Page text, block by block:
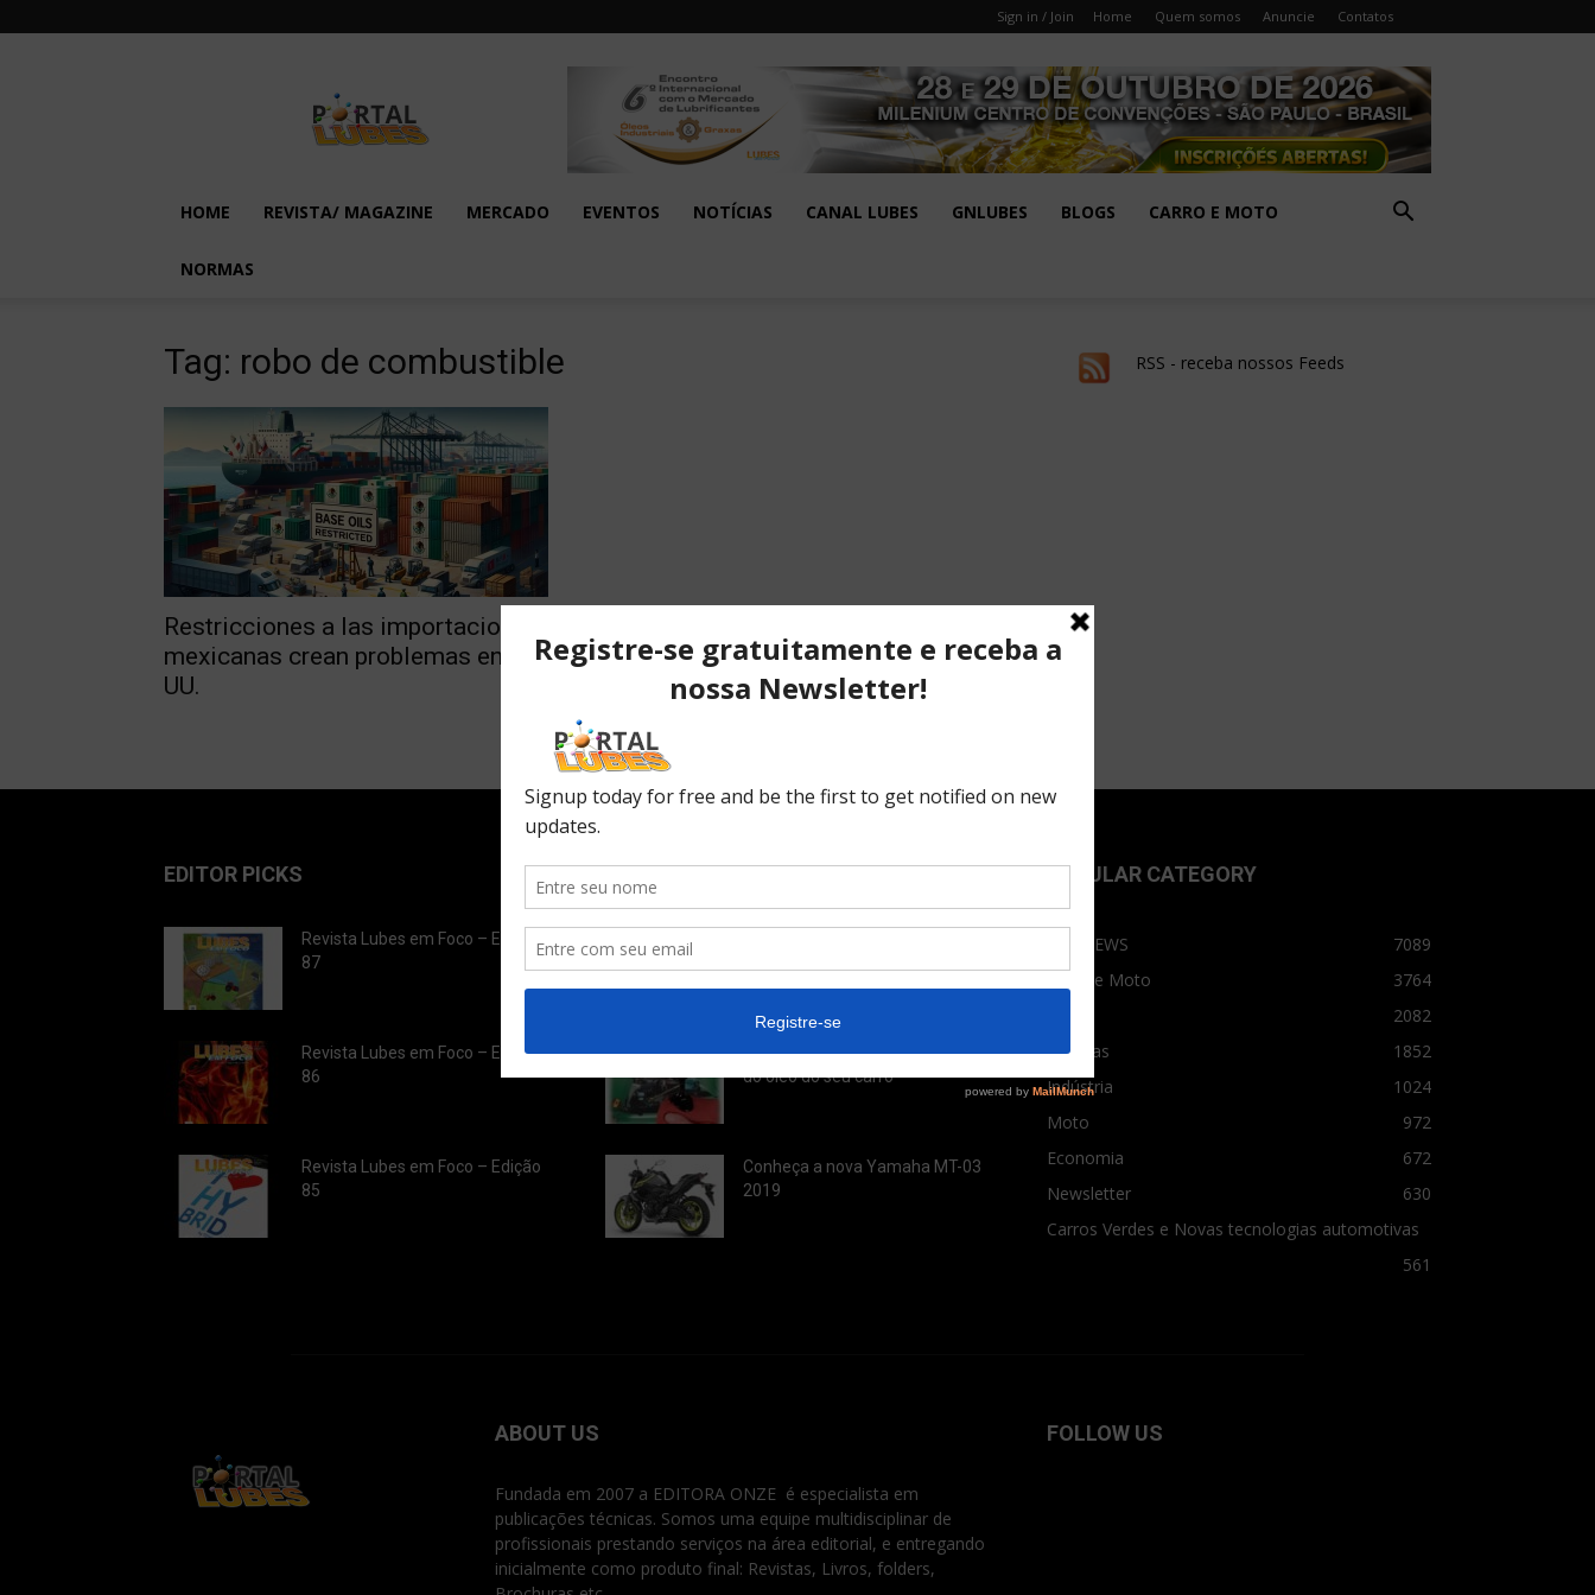
Sign in / Join Home Quem somos Anuncie Contatos
em
Foco
HOME REVISTA/ MAGAZINE MERCADO EVENTOS NOTÍCIAS CANAL LUBES GNLUBES BLOGS CARRO E MOTO
NORMAS
Tag: robo de combustible
Restricciones a las importaciones
mexicanas crean problemas en EE.
UU.
RSS - receba nossos Feeds
EDITOR PICKS
Revista Lubes em Foco – Edição
87
Revista Lubes em Foco – Edição
86
Revista Lubes em Foco – Edição
85
POPULAR POSTS
desempenho...
10 causas da queda de pressão
do óleo do seu carro
Conheça a nova Yamaha MT-03
2019
POPULAR CATEGORY
TOPNEWS
7089
Carro e Moto
3764
2082
Notícias
1852
Indústria
1024
Moto
972
Economia
672
Newsletter
630
Carros Verdes e Novas tecnologias automotivas
561
ABOUT US
Fundada em 2007 a EDITORA ONZE é especialista em
publicações técnicas. Somos uma equipe multidisciplinar de
profissionais prestando serviços na área editorial, e entregando
inicialmente como produto final: Revistas, Livros, folders,
FOLLOW US